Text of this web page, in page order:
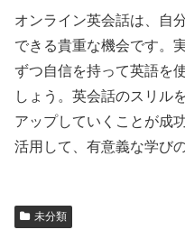
オンライン英会話は、自
できる貴重な機会です。
ずつ自信を持って英語を
しょう。英会話のスリル
アップしていくことが成
活用して、有意義な学び
未分類